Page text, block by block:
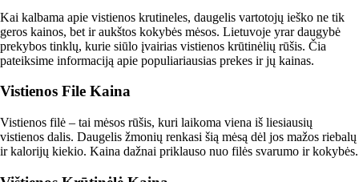
Kai kalbama apie vistienos krutineles, daugelis vartotojų ieško ne tik
geros kainos, bet ir aukštos kokybės mėsos. Lietuvoje yrar daugybė
prekybos tinklų, kurie siūlo įvairias vistienos krūtinėlių rūšis. Čia
pateiksime informaciją apie populiariausias prekes ir jų kainas.
Vistienos File Kaina
Vistienos filė – tai mėsos rūšis, kuri laikoma viena iš liesiausių
vistienos dalis. Daugelis žmonių renkasi šią mėsą dėl jos mažos riebalų
ir kalorijų kiekio. Kaina dažnai priklauso nuo filės svarumo ir kokybės.